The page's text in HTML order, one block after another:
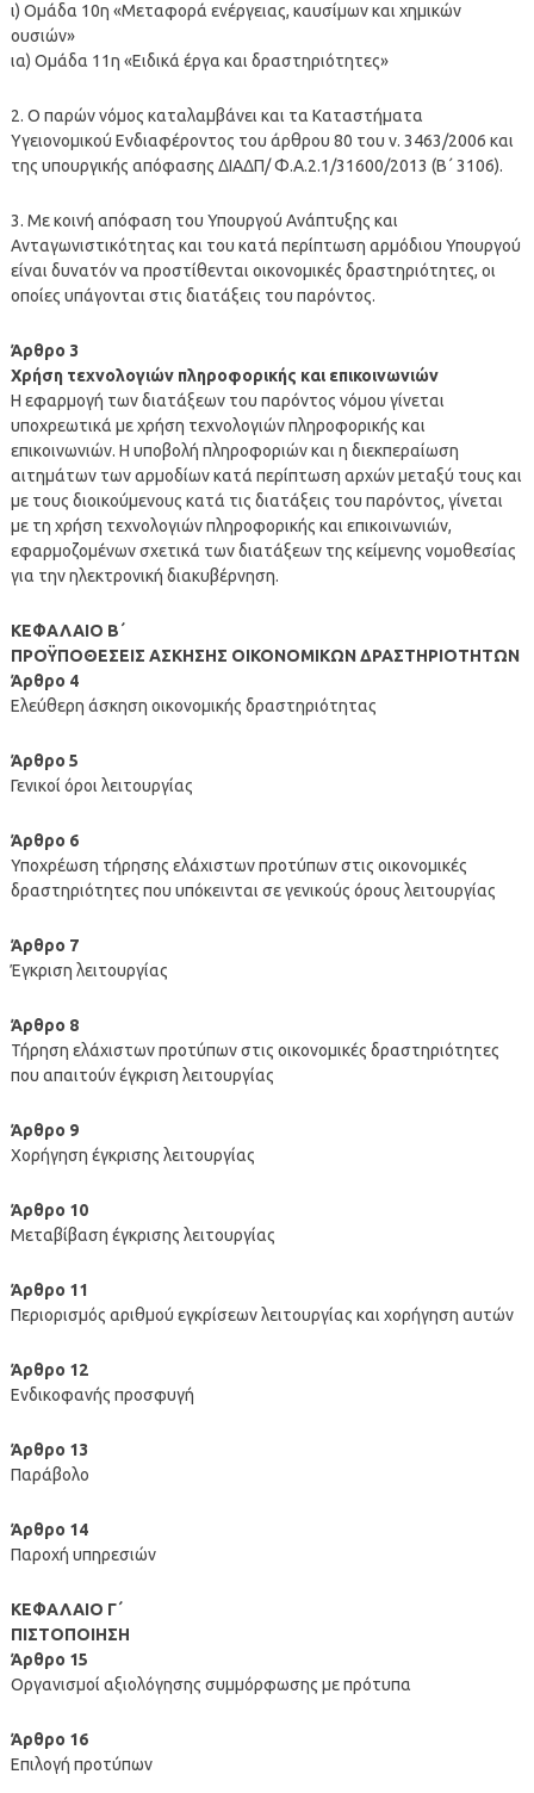
ι) Ομάδα 10η «Μεταφορά ενέργειας, καυσίμων και χημικών
ουσιών»
ια) Ομάδα 11η «Ειδικά έργα και δραστηριότητες»
2. Ο παρών νόμος καταλαμβάνει και τα Καταστήματα
Υγειονομικού Ενδιαφέροντος του άρθρου 80 του ν. 3463/2006 και
της υπουργικής απόφασης ΔΙΑΔΠ/ Φ.Α.2.1/31600/2013 (Β΄ 3106).
3. Με κοινή απόφαση του Υπουργού Ανάπτυξης και
Ανταγωνιστικότητας και του κατά περίπτωση αρμόδιου Υπουργού
είναι δυνατόν να προστίθενται οικονομικές δραστηριότητες, οι
οποίες υπάγονται στις διατάξεις του παρόντος.
Άρθρο 3
Χρήση τεχνολογιών πληροφορικής και επικοινωνιών
Η εφαρμογή των διατάξεων του παρόντος νόμου γίνεται
υποχρεωτικά με χρήση τεχνολογιών πληροφορικής και
επικοινωνιών. Η υποβολή πληροφοριών και η διεκπεραίωση
αιτημάτων των αρμοδίων κατά περίπτωση αρχών μεταξύ τους και
με τους διοικούμενους κατά τις διατάξεις του παρόντος, γίνεται
με τη χρήση τεχνολογιών πληροφορικής και επικοινωνιών,
εφαρμοζομένων σχετικά των διατάξεων της κείμενης νομοθεσίας
για την ηλεκτρονική διακυβέρνηση.
ΚΕΦΑΛΑΙΟ Β΄
ΠΡΟΫΠΟΘΕΣΕΙΣ ΑΣΚΗΣΗΣ ΟΙΚΟΝΟΜΙΚΩΝ ΔΡΑΣΤΗΡΙΟΤΗΤΩΝ
Άρθρο 4
Ελεύθερη άσκηση οικονομικής δραστηριότητας
Άρθρο 5
Γενικοί όροι λειτουργίας
Άρθρο 6
Υποχρέωση τήρησης ελάχιστων προτύπων στις οικονομικές
δραστηριότητες που υπόκεινται σε γενικούς όρους λειτουργίας
Άρθρο 7
Έγκριση λειτουργίας
Άρθρο 8
Τήρηση ελάχιστων προτύπων στις οικονομικές δραστηριότητες
που απαιτούν έγκριση λειτουργίας
Άρθρο 9
Χορήγηση έγκρισης λειτουργίας
Άρθρο 10
Μεταβίβαση έγκρισης λειτουργίας
Άρθρο 11
Περιορισμός αριθμού εγκρίσεων λειτουργίας και χορήγηση αυτών
Άρθρο 12
Eνδικοφανής προσφυγή
Άρθρο 13
Παράβολο
Άρθρο 14
Παροχή υπηρεσιών
ΚΕΦΑΛΑΙΟ Γ΄
ΠΙΣΤΟΠΟΙΗΣΗ
Άρθρο 15
Οργανισμοί αξιολόγησης συμμόρφωσης με πρότυπα
Άρθρο 16
Επιλογή προτύπων